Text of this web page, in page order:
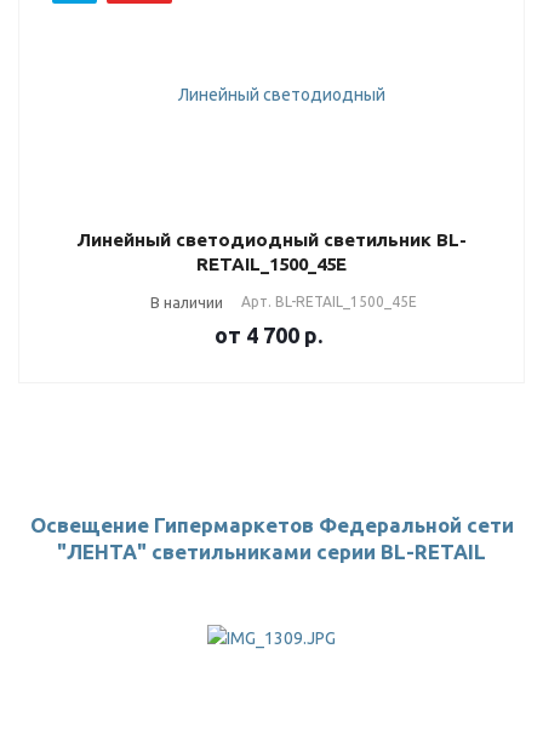
Линейный светодиодный светильник BL-
RETAIL_1500_45E
В наличии Арт. BL-RETAIL_1500_45E
от 4 700 р.
Освещение Гипермаркетов Федеральной сети
"ЛЕНТА" светильниками серии BL-RETAIL